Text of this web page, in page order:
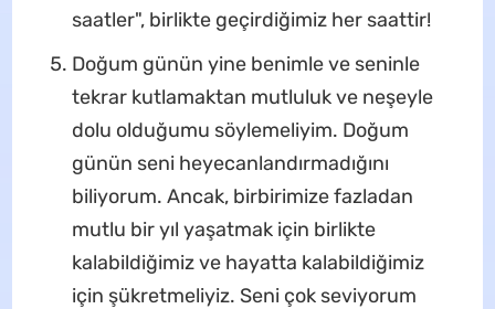
saatler", birlikte geçirdiğimiz her saattir!
Doğum günün yine benimle ve seninle
tekrar kutlamaktan mutluluk ve neşeyle
dolu olduğumu söylemeliyim. Doğum
günün seni heyecanlandırmadığını
biliyorum. Ancak, birbirimize fazladan
mutlu bir yıl yaşatmak için birlikte
kalabildiğimiz ve hayatta kalabildiğimiz
için şükretmeliyiz. Seni çok seviyorum